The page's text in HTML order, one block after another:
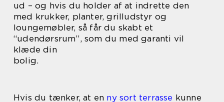
ud – og hvis du holder af at indrette den
med krukker, planter, grilludstyr og
loungemøbler, så får du skabt et
“udendørsrum”, som du med garanti vil
klæde din
bolig.
Hvis du tænker, at en ny sort terrasse kunne